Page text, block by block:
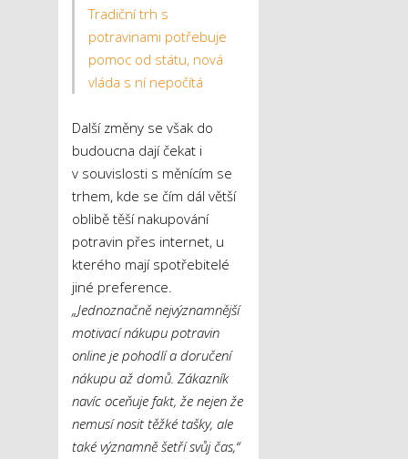
Tradiční trh s
potravinami potřebuje
pomoc od státu, nová
vláda s ní nepočítá
Další změny se však do
budoucna dají čekat i
v souvislosti s měnícím se
trhem, kde se čím dál větší
oblibě těší nakupování
potravin přes internet, u
kterého mají spotřebitelé
jiné preference.
„Jednoznačně nejvýznamnější
motivací nákupu potravin
online je pohodlí a doručení
nákupu až domů. Zákazník
navíc oceňuje fakt, že nejen že
nemusí nosit těžké tašky, ale
také významně šetří svůj čas,“